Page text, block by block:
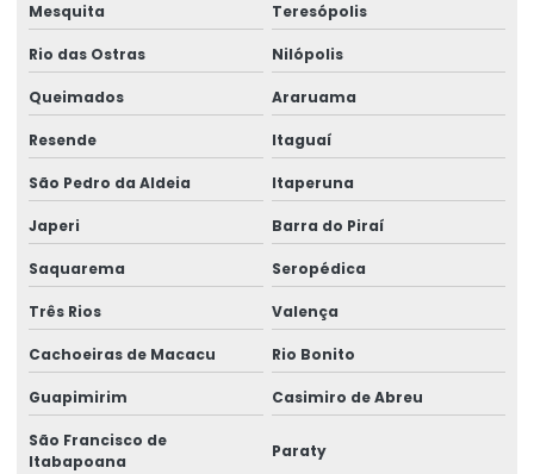
Avaliação da capacidade laborativa
Avaliação de higiene ocupacional
Avaliações quantitativas de agentes químicos
Blitz ergonômica
Consultor de segurança no trabalho
Consultoria em análise de riscos
Consultoria e assessoria em ergonomia
Consultoria e assessoria técnica
Consultoria em assistência técnica pericial
Consultoria em ergonomia
Mesquita Teresópolis
Rio das Ostras Nilópolis
Queimados Araruama
Resende Itaguaí
São Pedro da Aldeia Itaperuna
Japeri Barra do Piraí
Saquarema Seropédica
Três Rios Valença
Cachoeiras de Macacu Rio Bonito
Guapimirim Casimiro de Abreu
São Francisco de
Itabapoana
Paraty